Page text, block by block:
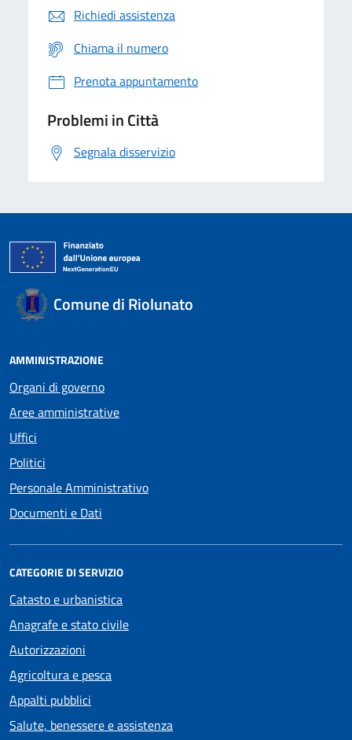
Richiedi assistenza
Chiama il numero
Prenota appuntamento
Problemi in Città
Segnala disservizio
Comune di Riolunato
AMMINISTRAZIONE
Organi di governo
Aree amministrative
Uffici
Politici
Personale Amministrativo
Documenti e Dati
CATEGORIE DI SERVIZIO
Catasto e urbanistica
Anagrafe e stato civile
Autorizzazioni
Agricoltura e pesca
Appalti pubblici
Salute, benessere e assistenza